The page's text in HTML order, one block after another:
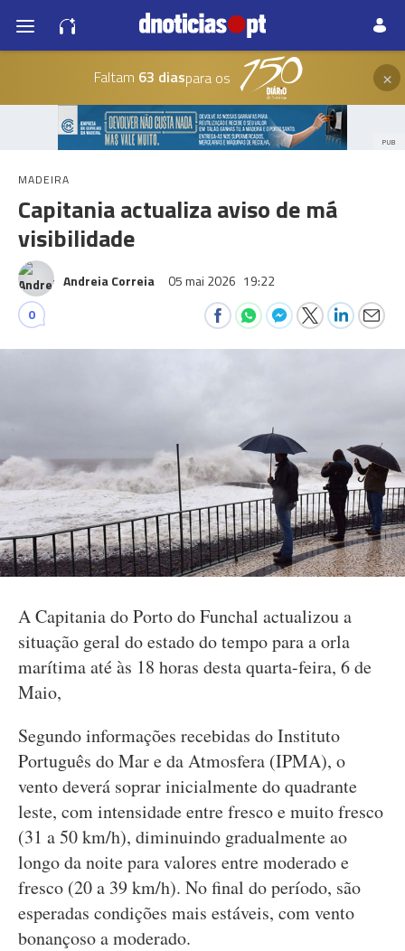
Faltam 63 diaspara os ×
PUB
MADEIRA
Capitania actualiza aviso de má
visibilidade
Andreia Correia 05 mai 2026 19:22
0
A Capitania do Porto do Funchal actualizou a
situação geral do estado do tempo para a orla
marítima até às 18 horas desta quarta-feira, 6 de
Maio,
Segundo informações recebidas do Instituto
Português do Mar e da Atmosfera (IPMA), o
vento deverá soprar inicialmente do quadrante
leste, com intensidade entre fresco e muito fresco
(31 a 50 km/h), diminuindo gradualmente ao
longo da noite para valores entre moderado e
fresco (20 a 39 km/h). No final do período, são
esperadas condições mais estáveis, com vento
bonançoso a moderado.